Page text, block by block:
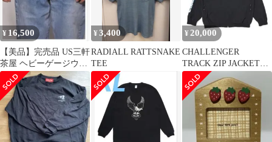
¥ 16,500
【美品】完売品 US三軒
茶屋 ヘビーゲージウォ
レットチェーン 東京イ
ンディアンズ
¥3,400
RADIALL RATTSNAKE
TEE
¥ 20,000
CHALLENGER
TRACK ZIP JACKET
BLACK/L